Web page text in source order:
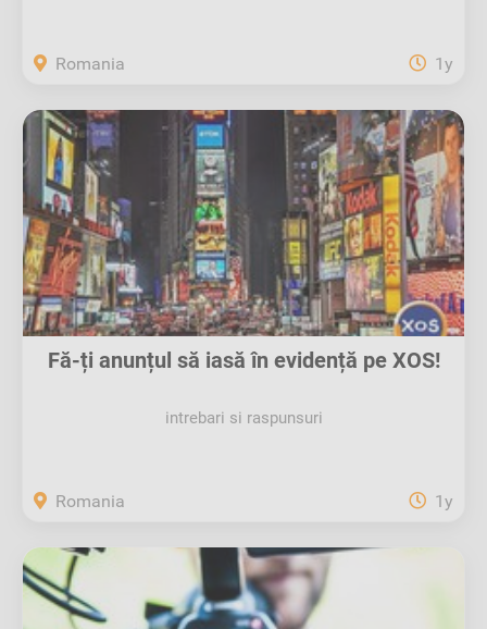
Romania 1y
Fă-ți anunțul să iasă în evidență pe XOS!
intrebari si raspunsuri
Romania 1y